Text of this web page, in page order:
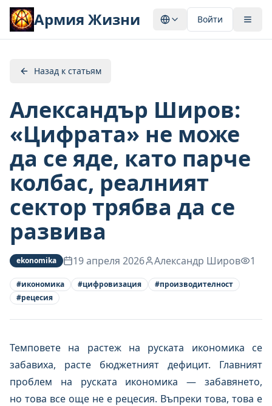
Армия Жизни Войти
Назад к статьям
Александър Широв:
«Цифрата» не може
да се яде, като парче
колбас, реалният
сектор трябва да се
развива
ekonomika 19 апреля 2026 Александр Широв 1
#икономика #цифровизация #производителност
#рецесия
Темповете на растеж на руската икономика се
забавиха, расте бюджетният дефицит. Главният
проблем на руската икономика — забавянето,
но това все още не е рецесия. Въпреки това, това е